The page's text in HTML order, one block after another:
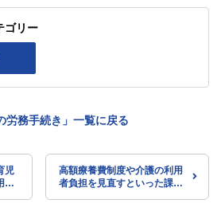
ゴリー
児
ガ
労務手続き」一覧に戻る
高額療養費制度や介護の利用
者負担を見直すといった課